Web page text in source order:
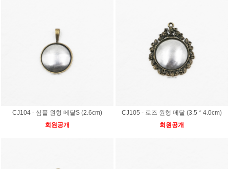
CJ104 - 심플 원형 메달S (2.6cm)
회원공개
CJ105 - 로즈 원형 메달 (3.5 * 4.0cm)
회원공개